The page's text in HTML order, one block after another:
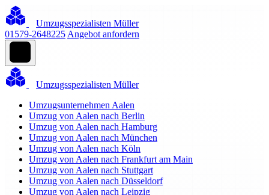
Umzugsspezialisten Müller
01579-2648225 Angebot anfordern
Umzugsspezialisten Müller
Umzugsunternehmen Aalen
Umzug von Aalen nach Berlin
Umzug von Aalen nach Hamburg
Umzug von Aalen nach München
Umzug von Aalen nach Köln
Umzug von Aalen nach Frankfurt am Main
Umzug von Aalen nach Stuttgart
Umzug von Aalen nach Düsseldorf
Umzug von Aalen nach Leipzig